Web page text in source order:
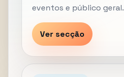
eventos e público geral.
Ver secção